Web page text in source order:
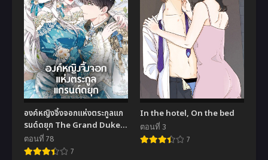
องค์หญิงจิ้งจอกแห่งตระกูลแก
รนด์ดยุก The Grand Duke’s
Fox Princess
ตอนที่ 78
7
In the hotel, On the bed
ตอนที่ 3
7